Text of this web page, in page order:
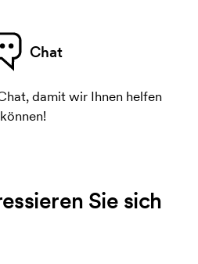
Chat
damit wir Ihnen helfen
können!
Sie sich